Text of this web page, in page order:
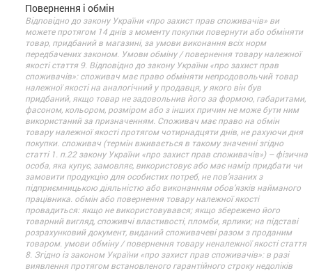
Повернення і обмін
Відповідно до закону України «про захист прав споживачів» ви
можете протягом 14 днів з моменту покупки повернути або обміняти
товар, придбаний в магазині, за умови виконання всіх норм
передбачених законом. Умови обміну / повернення товару належної
якості стаття 9. Відповідно до закону України «про захист прав
споживачів»: споживач має право обміняти непродовольчий товар
належної якості на аналогічний у продавця, у якого він був
придбаний, якщо товар не задовольнив його за формою, габаритами,
фасоном, кольором, розміром або з інших причин не може бути ним
використаний за призначенням. Споживач має право на обмін
товару належної якості протягом чотирнадцяти днів, не рахуючи дня
покупки. споживач (термін вживається в такому значенні згідно
статті 1. п.22 закону України «про захист прав споживачів») – фізична
особа, яка купує, замовляє, використовує або має намір придбати чи
замовити продукцію для особистих потреб, не пов’язаних з
підприємницькою діяльністю або виконанням обов’язків найманого
працівника. обмін або повернення товару належної якості
провадиться: якщо не використовувався; якщо збережено його
товарний вигляд, споживчі властивості, пломби, ярлики; на підставі
розрахунковий документ, виданий споживачеві разом з проданим
товаром. умови обміну / повернення товару неналежної якості стаття
8. Згідно із законом України «про захист прав споживачів»: в разі
виявлення протягом встановленого гарантійного строку недоліків